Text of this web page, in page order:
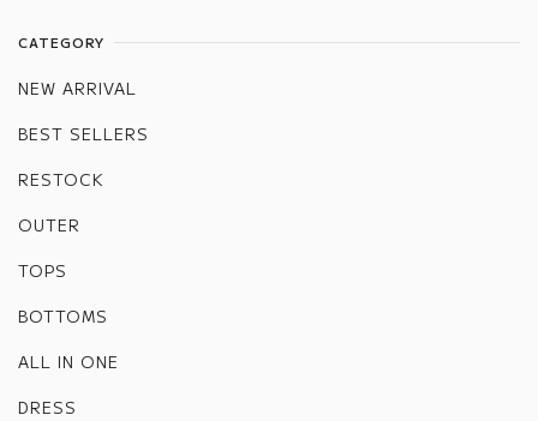
CATEGORY
NEW ARRIVAL
BEST SELLERS
RESTOCK
OUTER
TOPS
BOTTOMS
ALL IN ONE
DRESS